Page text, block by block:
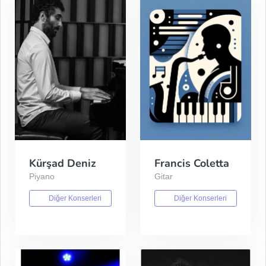
Kürşad Deniz
Piyano
Diğer Konserleri
Francis Coletta
Gitar
Diğer Konserleri